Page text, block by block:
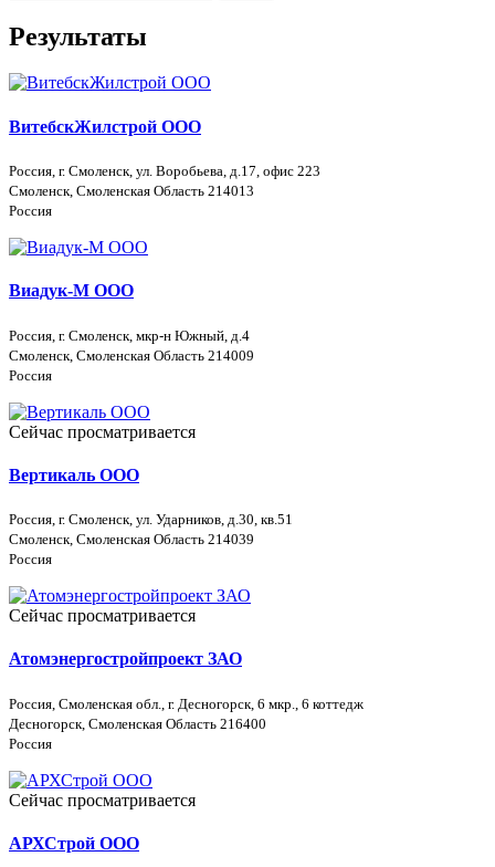
Результаты
ВитебскЖилстрой ООО
Россия, г. Смоленск, ул. Воробьева, д.17, офис 223
Смоленск, Смоленская Область 214013
Россия
Виадук-М ООО
Россия, г. Смоленск, мкр-н Южный, д.4
Смоленск, Смоленская Область 214009
Россия
Сейчас просматривается
Вертикаль ООО
Россия, г. Смоленск, ул. Ударников, д.30, кв.51
Смоленск, Смоленская Область 214039
Россия
Сейчас просматривается
Атомэнергостройпроект ЗАО
Россия, Смоленская обл., г. Десногорск, 6 мкр., 6 коттедж
Десногорск, Смоленская Область 216400
Россия
Сейчас просматривается
АРХСтрой ООО